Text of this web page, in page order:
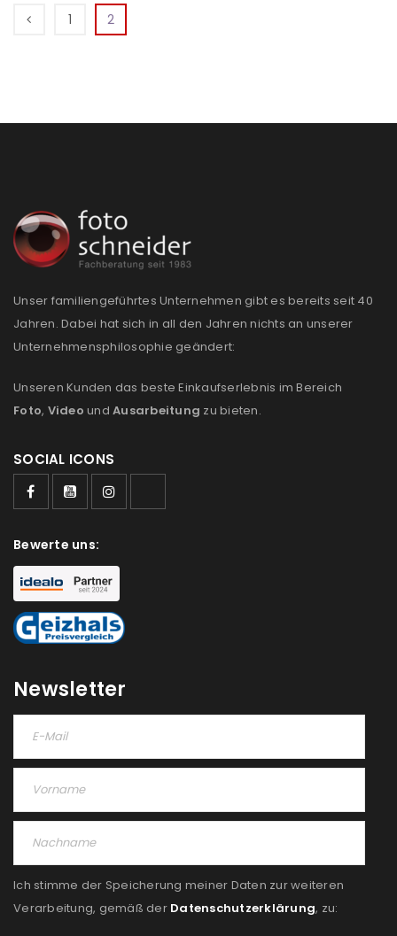
Ich stimme zu
REGISTRIEREN
1 2
Unser familiengeführtes Unternehmen gibt es bereits seit 40
Jahren. Dabei hat sich in all den Jahren nichts an unserer
Unternehmensphilosophie geändert:
Unseren Kunden das beste Einkaufserlebnis im Bereich
Foto, Video und Ausarbeitung zu bieten.
SOCIAL ICONS
Bewerte uns:
Newsletter
Ich stimme der Speicherung meiner Daten zur weiteren
Verarbeitung, gemäß der Datenschutzerklärung, zu: